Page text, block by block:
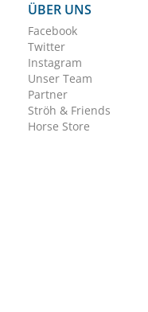
ÜBER UNS
Facebook
Twitter
Instagram
Unser Team
Partner
Ströh & Friends
Horse Store